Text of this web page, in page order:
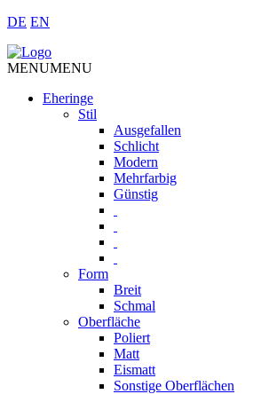
DE EN
MENUMENU
Eheringe
Stil
Ausgefallen
Schlicht
Modern
Mehrfarbig
Günstig
Form
Breit
Schmal
Oberfläche
Poliert
Matt
Eismatt
Sonstige Oberflächen